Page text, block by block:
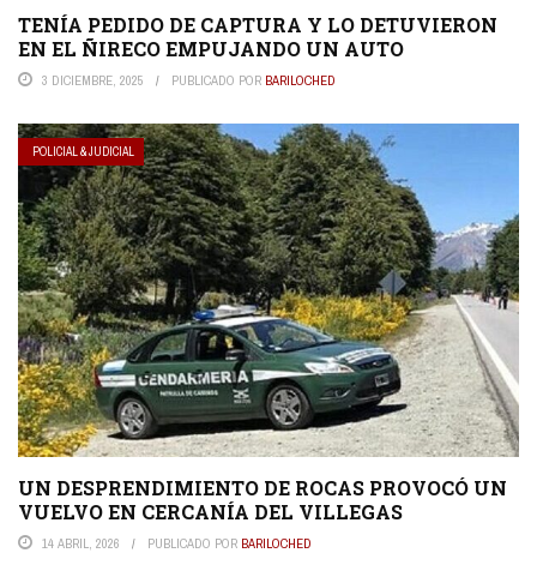
TENÍA PEDIDO DE CAPTURA Y LO DETUVIERON
EN EL ÑIRECO EMPUJANDO UN AUTO
3 DICIEMBRE, 2025 PUBLICADO POR BARILOCHED
POLICIAL & JUDICIAL
UN DESPRENDIMIENTO DE ROCAS PROVOCÓ UN
VUELVO EN CERCANÍA DEL VILLEGAS
14 ABRIL, 2026 PUBLICADO POR BARILOCHED